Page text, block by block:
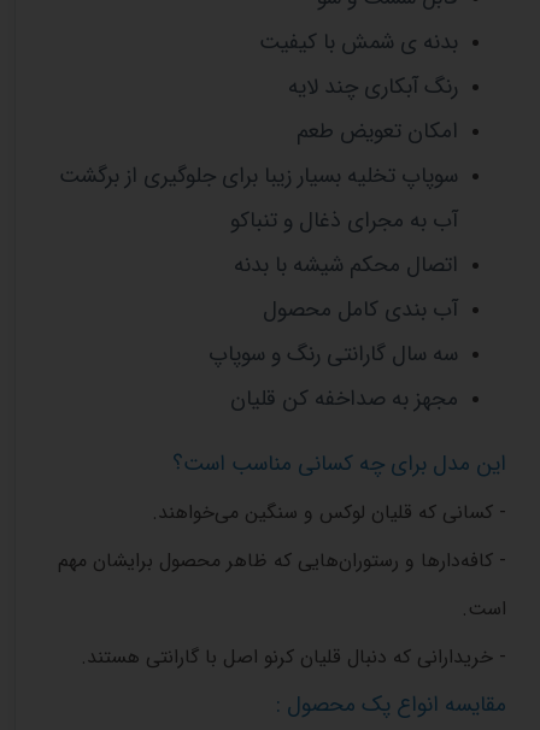
بدنه ی شمش با کیفیت
رنگ آبکاری چند لایه
امکان تعویض طعم
سوپاپ تخلیه بسیار زیبا برای جلوگیری از برگشت
آب به مجرای ذغال و تنباکو
اتصال محکم شیشه با بدنه
آب بندی کامل محصول
سه سال گارانتی رنگ و سوپاپ
مجهز به صداخفه کن قلیان
این مدل برای چه کسانی مناسب است؟
- کسانی که قلیان لوکس و سنگین می‌خواهند.
- کافه‌دارها و رستوران‌هایی که ظاهر محصول برایشان مهم
است.
- خریدارانی که دنبال قلیان کرنو اصل با گارانتی هستند.
مقایسه انواع پک محصول :